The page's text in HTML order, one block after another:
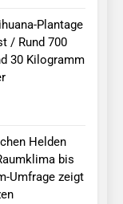
Plantage
/ Rund 700
30 Kilogramm
Helden
bis
Umfrage zeigt